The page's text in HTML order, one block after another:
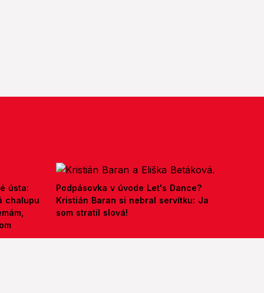
ústa:
chalupu
Podpásovka v úvode Let's Dance?
Kristián Baran si nebral servítku: Ja
som stratil slová!